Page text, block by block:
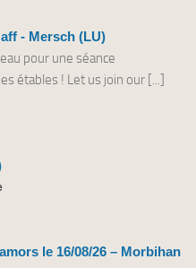
- Mersch (LU)
pour une séance
étables ! Let us join our [...]
le 16/08/26 – Morbihan